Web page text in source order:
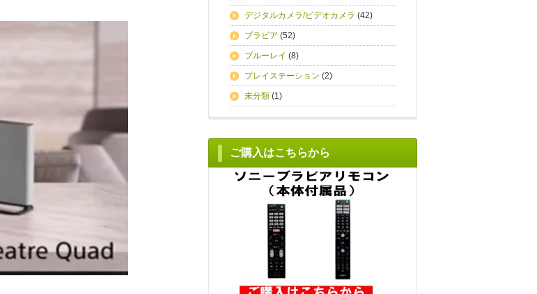
デジタルカメラ/ビデオカメラ (42)
ブラビア (52)
ブルーレイ (8)
プレイステーション (2)
未分類 (1)
ご購入はこちらから